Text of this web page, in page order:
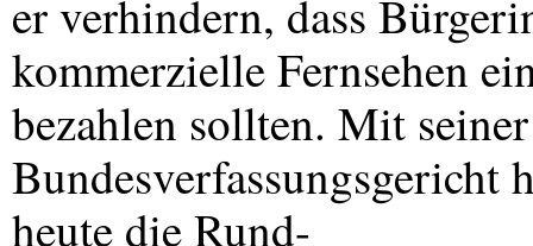
er verhindern, dass
kommerzielle Fernsehen
bezahlen sollten. Mit
Bundesverfassungsgericht
heute die Rund-